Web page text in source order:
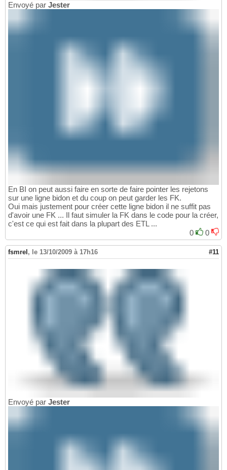
Envoyé par Jester
En BI on peut aussi faire en sorte de faire pointer les rejetons
sur une ligne bidon et du coup on peut garder les FK.
Oui mais justement pour créer cette ligne bidon il ne suffit pas
d'avoir une FK ... Il faut simuler la FK dans le code pour la créer,
c'est ce qui est fait dans la plupart des ETL ...
0
0
fsmrel , le 13/10/2009 à 17h16 #11
Envoyé par Jester